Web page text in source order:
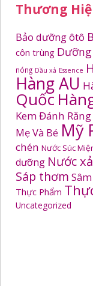
Thương
Bảo dưỡng ôtô
côn trùng
nóng Dầu xả Essence
Hàng AU
Quốc
Kem Đánh Răng
Mẹ Và Bé Mỹ
chén Nước Súc
dưỡng Nước
Sáp thơm
Thực Phẩm
Uncategorized